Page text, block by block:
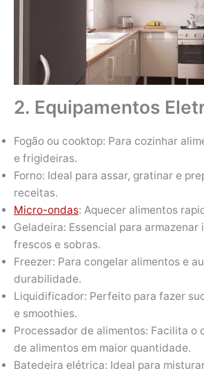
2. Equipamentos
Fogão ou cooktop: Para cozinhar
e frigideiras.
Forno: Ideal para assar, gratinar e
receitas.
Micro-ondas: Aquecer alimentos
Geladeira: Essencial para armazenar
frescos e sobras.
Freezer: Para congelar alimentos e
durabilidade.
Liquidificador: Perfeito para fazer
e smoothies.
Processador de alimentos: Facilita o
de alimentos em maior quantidade.
Batedeira elétrica: Ideal para